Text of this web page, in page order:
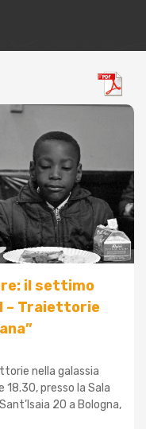
il settimo
– Traiettorie
nella galassia
presso la Sala
20 a Bologna,